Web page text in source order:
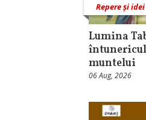
Repere și idei
Lumina
muntelui
06 Aug, 2026